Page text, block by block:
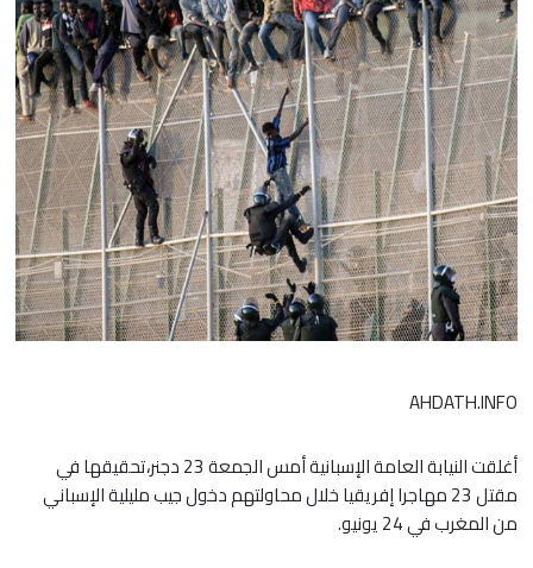
AHDATH.INFO
أغلقت النيابة العامة الإسبانية أمس الجمعة 23 دجنر،تحقيقها في
مقتل 23 مهاجرا إفريقيا خلال محاولتهم دخول جيب مليلية الإسباني
من المغرب في 24 يونيو.